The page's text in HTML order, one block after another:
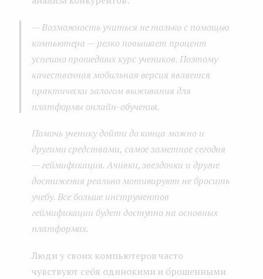
— Возможность учиться не только с помощью
компьютера — резко повышает процент
успешно прошедших курс учеников. Поэтому
качественная мобильная версия является
практически залогом выживания для
платформы онлайн-обучения.
Помочь ученику дойти до конца можно и
другими средствами, самое заметное сегодня
— геймификация. Ачивки, звездочки и другие
достижения реально мотивируют не бросить
учебу. Все больше инструментов
геймификации будет доступно на основных
платформах.
Люди у своих компьютеров часто
чувствуют себя одинокими и брошенными